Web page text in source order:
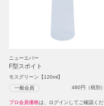
ニューエバー
F型スポイト
モスグリーン【120ml】
一般会員 480円（税別）
プロ会員価格は、ログインしてご確認くだ